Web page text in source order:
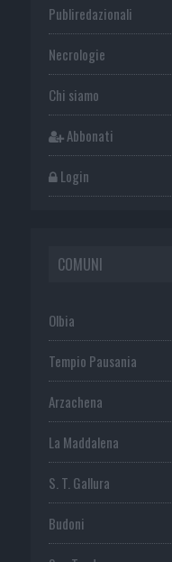
Publiredazionali
Necrologie
Chi siamo
Abbonati
Login
COMUNI
Olbia
Tempio Pausania
Arzachena
La Maddalena
S. T. Gallura
Budoni